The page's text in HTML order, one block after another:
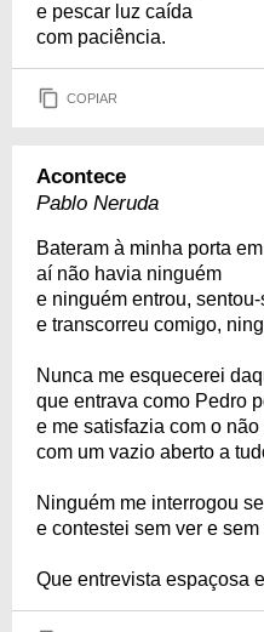
e pescar luz caída
com paciência.
COPIAR
Acontece
Pablo Neruda
Bateram à minha porta
aí não havia ninguém
e ninguém entrou,
e transcorreu comigo,
Nunca me esquecerei
que entrava como Pedro
e me satisfazia com o não
com um vazio aberto a
Ninguém me interrogou
e contestei sem ver e sem
Que entrevista espaçosa